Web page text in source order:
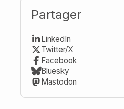
Partager
LinkedIn
Twitter/X
Facebook
Bluesky
Mastodon